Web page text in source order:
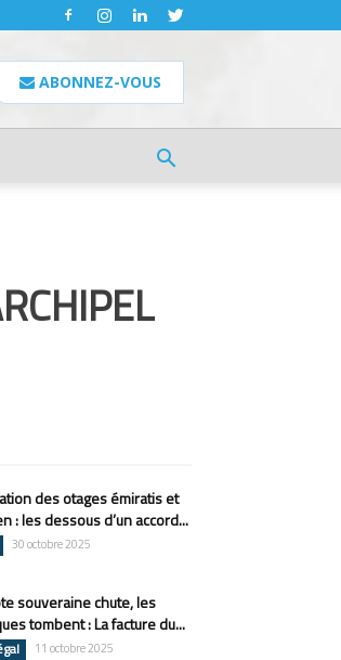
ABONNEZ-VOUS
des otages émiratis et
: les dessous d’un accord...
30 octobre 2025
souveraine chute, les
tombent : La facture du...
11 octobre 2025